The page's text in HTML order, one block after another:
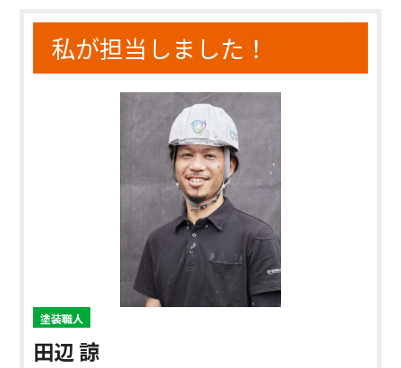
私が担当しました！
塗装職人
田辺 諒